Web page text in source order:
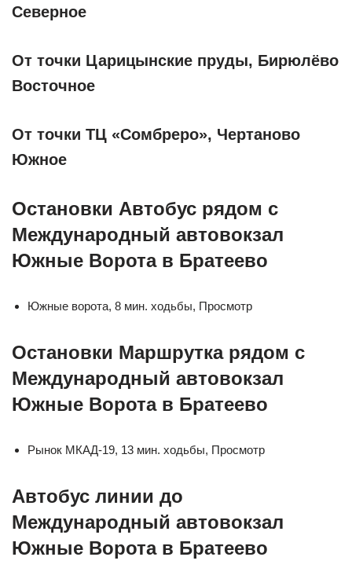
Северное
От точки Царицынские пруды, Бирюлёво
Восточное
От точки ТЦ «Сомбреро», Чертаново
Южное
Остановки Автобус рядом с
Международный автовокзал
Южные Ворота в Братеево
Южные ворота, 8 мин. ходьбы, Просмотр
Остановки Маршрутка рядом с
Международный автовокзал
Южные Ворота в Братеево
Рынок МКАД-19, 13 мин. ходьбы, Просмотр
Автобус линии до
Международный автовокзал
Южные Ворота в Братеево